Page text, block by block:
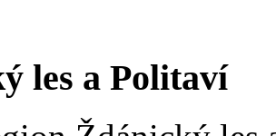
les a Politaví